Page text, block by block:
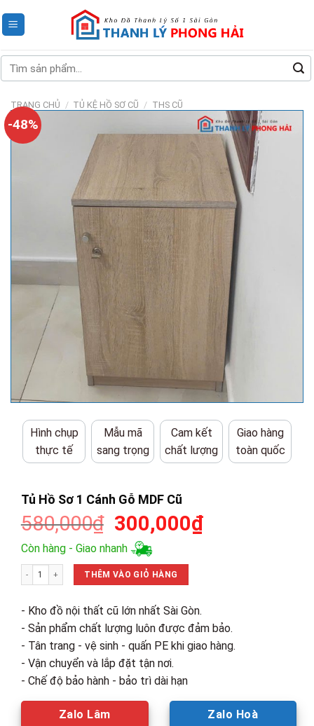
to
Tìm
kiếm:
TRANG CHỦ / TỦ KỆ HỒ SƠ CŨ / THS CŨ
-48%
Hình chụp
thực tế
Mẫu mã
sang trọng
Cam kết
chất lượng
Giao hàng
toàn quốc
Tủ Hồ Sơ 1 Cánh Gỗ MDF Cũ
580,000₫ Giá
gốc
là:
580,000₫.
300,000₫Giá
Còn hàng - Giao nhanh
Tủ Hồ Sơ 1 Cánh Gỗ MDF Cũ số lượng
THÊM VÀO GIỎ HÀNG
- Kho đồ nội thất cũ lớn nhất Sài Gòn.
- Sản phẩm chất lượng luôn được đảm bảo.
- Tân trang - vệ sinh - quấn PE khi giao hàng.
- Vận chuyển và lắp đặt tận nơi.
- Chế độ bảo hành - bảo trì dài hạn
Zalo Lâm Zalo Hoà